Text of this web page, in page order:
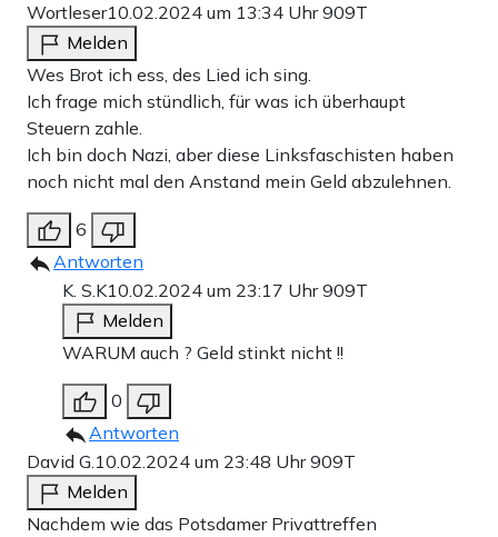
Wortleser10.02.2024 um 13:34 Uhr909T
Melden
Wes Brot ich ess, des Lied ich sing.
Ich frage mich stündlich, für was ich überhaupt
Steuern zahle.
Ich bin doch Nazi, aber diese Linksfaschisten haben
noch nicht mal den Anstand mein Geld abzulehnen.
6
Antworten
K. S.K10.02.2024 um 23:17 Uhr909T
Melden
WARUM auch ? Geld stinkt nicht !!
0
Antworten
David G.10.02.2024 um 23:48 Uhr909T
Melden
Nachdem wie das Potsdamer Privattreffen